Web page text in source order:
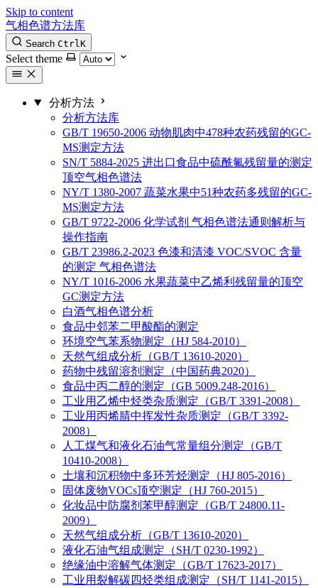
Skip to content
气相色谱方法库
Search CtrlK
Select theme
分析方法
分析方法库
GB/T 19650-2006 动物肌肉中478种农药残留的GC-
MS测定方法
SN/T 5884-2025 进出口食品中硫酰氟残留量的测定
顶空气相色谱法
NY/T 1380-2007 蔬菜水果中51种农药多残留的GC-
MS测定方法
GB/T 9722-2006 化学试剂 气相色谱法通则解析与
操作指南
GB/T 23986.2-2023 色漆和清漆 VOC/SVOC 含量
的测定 气相色谱法
NY/T 1016-2006 水果蔬菜中乙烯利残留量的顶空
GC测定方法
白酒气相色谱分析
食品中邻苯二甲酸酯的测定
环境空气苯系物测定（HJ 584-2010）
天然气组成分析（GB/T 13610-2020）
药物中残留溶剂测定（中国药典2020）
食品中丙二醇的测定（GB 5009.248-2016）
工业用乙烯中烃类杂质测定（GB/T 3391-2008）
工业用丙烯腈中挥发性杂质测定（GB/T 3392-
2008）
人工煤气和液化石油气常量组分测定（GB/T
10410-2008）
土壤和沉积物中多环芳烃测定（HJ 805-2016）
固体废物VOCs顶空测定（HJ 760-2015）
化妆品中防腐剂苯甲醇测定（GB/T 24800.11-
2009）
天然气组成分析（GB/T 13610-2020）
液化石油气组成测定（SH/T 0230-1992）
绝缘油中溶解气体测定（GB/T 17623-2017）
工业用裂解碳四烃类组成测定（SH/T 1141-2015）